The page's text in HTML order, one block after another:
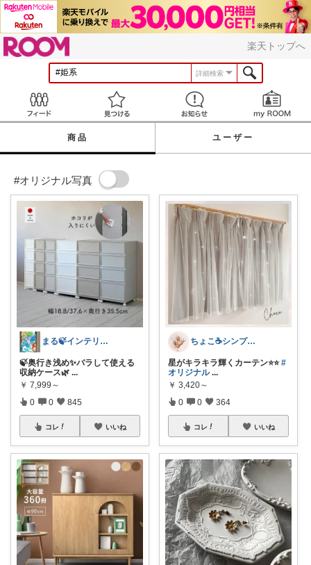
楽天トップへ
詳細検索
見つける お知らせ
商品 ユーザー
#オリジナル写真
まる🍃インテリア×くらし
🍃奥行き浅め✨バラして使える
収納ケース🌿 ...
￥ 7,999～
0 0 845
コレ いいね
ちょこ☕️シンプルで快適な暮らし🌱
星がキラキラ輝くカーテン⭐⭐#
オリジナル ...
￥ 3,420～
0 0 364
コレ いいね